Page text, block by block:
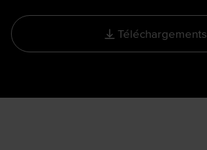
Téléchargements